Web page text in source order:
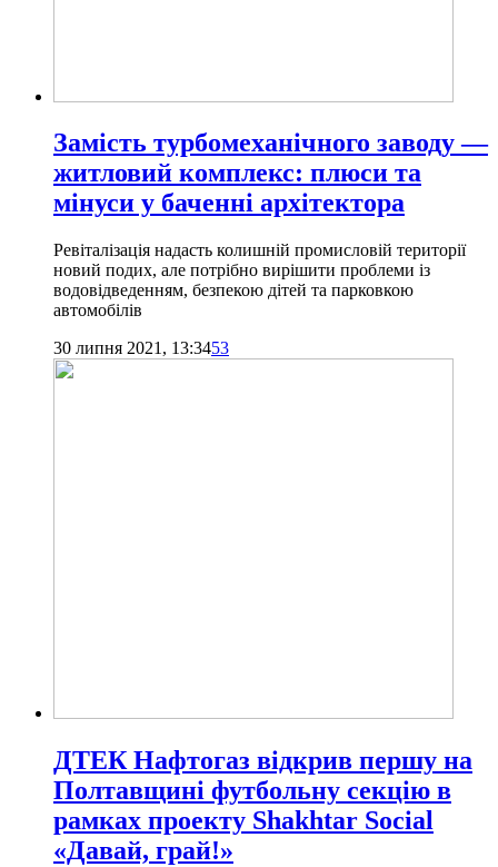
Замість турбомеханічного заводу —
житловий комплекс: плюси та
мінуси у баченні архітектора
Ревіталізація надасть колишній промисловій території
новий подих, але потрібно вирішити проблеми із
водовідведенням, безпекою дітей та парковкою
автомобілів
30 липня 2021, 13:3453
ДТЕК Нафтогаз відкрив першу на
Полтавщині футбольну секцію в
рамках проекту Shakhtar Social
«Давай, грай!»